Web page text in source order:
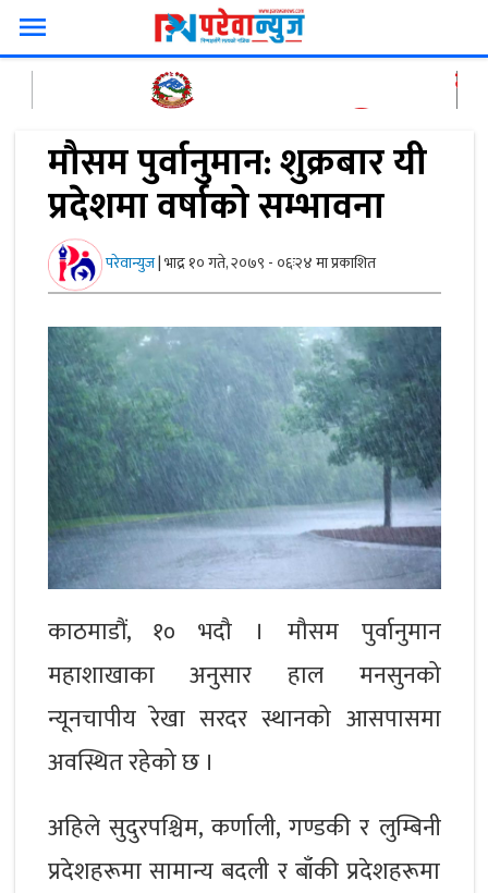
menu
मौसम पुर्वानुमान: शुक्रबार यी
प्रदेशमा वर्षाको सम्भावना
परेवान्युज|भाद्र १० गते, २०७९ - ०६ः२४ मा प्रकाशित
काठमाडौं, १० भदौ । मौसम पुर्वानुमान
महाशाखाका अनुसार हाल मनसुनको
न्यूनचापीय रेखा सरदर स्थानको आसपासमा
अवस्थित रहेको छ ।
अहिले सुदुरपश्चिम, कर्णाली, गण्डकी र लुम्बिनी
प्रदेशहरूमा सामान्य बदली र बाँकी प्रदेशहरूमा